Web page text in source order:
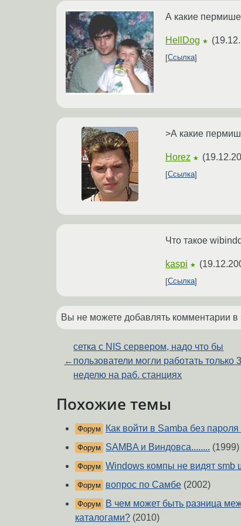
А какие
HellDog ★ (
Ссылка
>А какие
Horez ★ (
Ссылка
Что такое
kaspi ★ (
Ссылка
Вы не можете добавлять комментарии
←
сетка с NIS сервером, надо что бы
пользователи могли работать только
неделю на раб. станциях
Похожие темы
Форум Как войти в Samba без
Форум SAMBA и Виндовса........ (1999)
Форум Windows компы не видят smb
Форум вопрос по Самбе (2002)
Форум
В чем может быть разница
каталогами? (2010)